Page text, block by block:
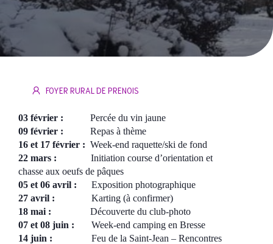
FOYER RURAL DE PRENOIS
03 février :
Percée du vin jaune
09 février :
Repas à thème
16 et 17 février : Week-end raquette/ski de fond
22 mars :
Initiation course d’orientation et
chasse aux oeufs de pâques
05 et 06 avril :
Exposition photographique
27 avril :
Karting (à confirmer)
18 mai :
Découverte du club-photo
07 et 08 juin :
Week-end camping en Bresse
14 juin :
Feu de la Saint-Jean – Rencontres